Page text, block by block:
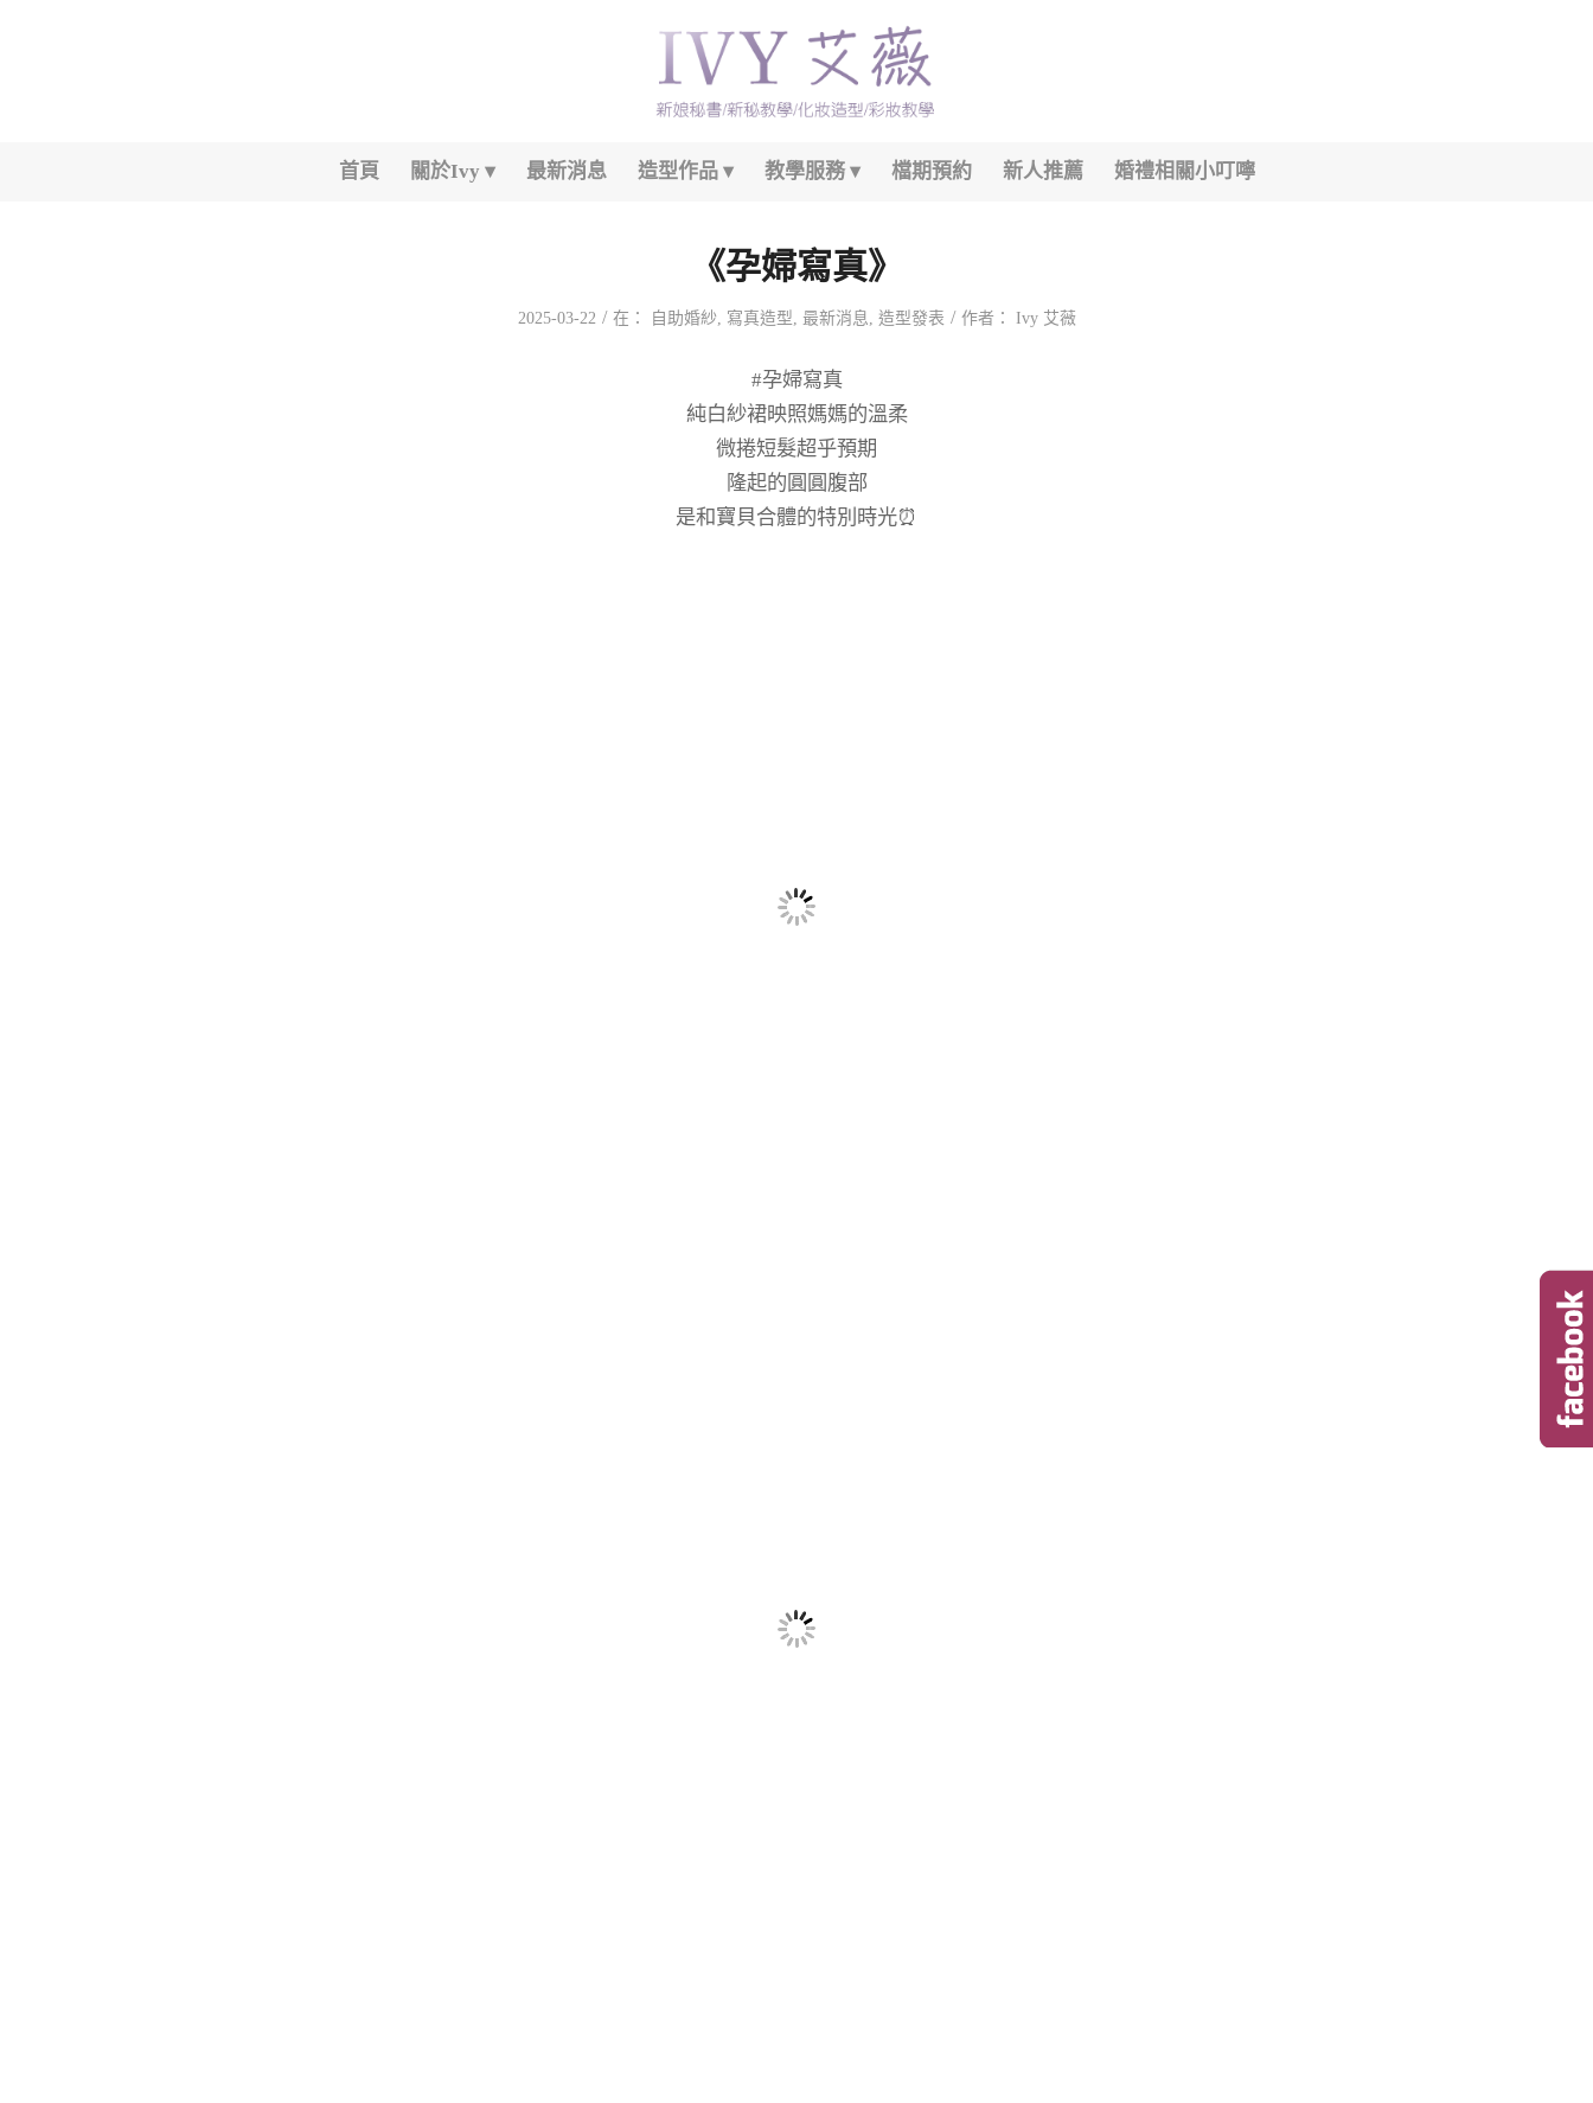
首頁 關於Ivy 最新消息 造型作品 教學服務 檔期預約 新人推薦 婚禮相關小叮嚀
《孕婦寫真》
2025-03-22 / 在： 自助婚紗, 寫真造型, 最新消息, 造型發表 / 作者： Ivy 艾薇
#孕婦寫真
純白紗裙映照媽媽的溫柔
微捲短髮超乎預期
隆起的圓圓腹部
是和寶貝合體的特別時光⏰